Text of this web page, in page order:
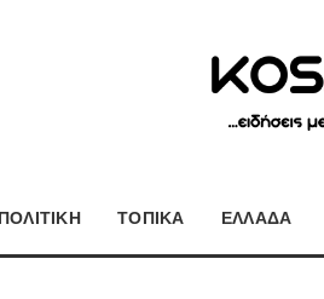
ΠΟΛΙΤΙΚΗ ΤΟΠΙΚΑ ΕΛΛΑΔΑ